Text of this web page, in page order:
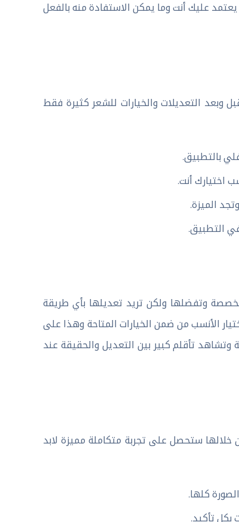
عليك أنت وما يمكن الاستفادة منه بالفعل
وبعد التعديلات والخيارات للشعر كثيرة فقط
بالتطبيق.
الميزة.
التطبيق.
وتفضلها ولكن تريد تعديلها بأي طريقة
الأنسب من ضمن الخيارات المتاحة وهذا على
تأقلم كبير بين التعديل والحقيقة عند
ستحصل على تجربة متكاملة مميزة لابد
كلها.
بكل تأكيد.